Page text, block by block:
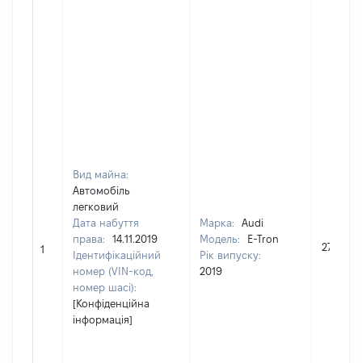
1
Вид майна:
Автомобіль
легковий
Дата набуття
права:
14.11.2019
Ідентифікаційний
номер (VIN-код,
номер шасі):
[Конфіденційна
інформація]
Марка:
Audi
Модель:
E-Tron
Рік випуску:
2019
2716346